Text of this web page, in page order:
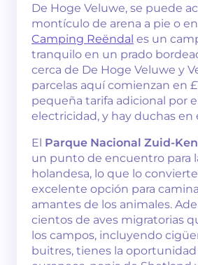
De Hoge Veluwe, se puede
montículo de arena a pie o
Camping Reëndal es un
tranquilo en un prado
cerca de De Hoge Veluwe y
parcelas aquí comienzan en
pequeña tarifa adicional por
electricidad, y hay duchas en
El Parque Nacional Zuid-
un punto de encuentro para
holandesa, lo que lo
excelente opción para
amantes de los animales.
cientos de aves migratorias
los campos, incluyendo
buitres, tienes la